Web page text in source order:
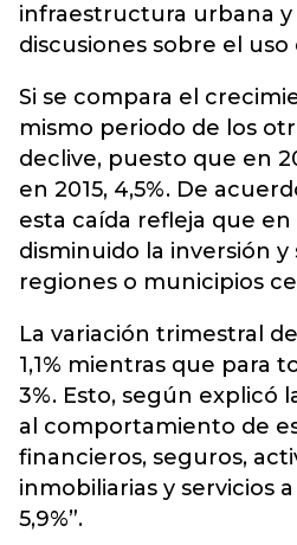
infraestructura urbana y
discusiones sobre el uso
Si se compara el
mismo periodo de los
declive, puesto que en
en 2015, 4,5%. De
esta caída refleja que en
disminuido la inversión y
regiones o municipios
La variación trimestral
1,1% mientras que para
3%. Esto, según explicó
al comportamiento de
financieros, seguros,
inmobiliarias y servicios
5,9%”.